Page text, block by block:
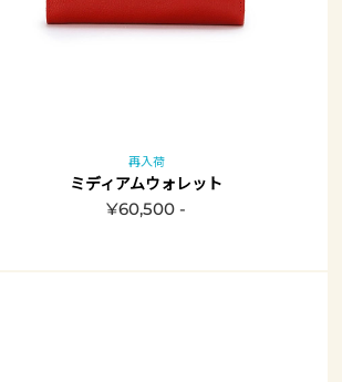
再入荷
ミディアムウォレット
¥60,500 -